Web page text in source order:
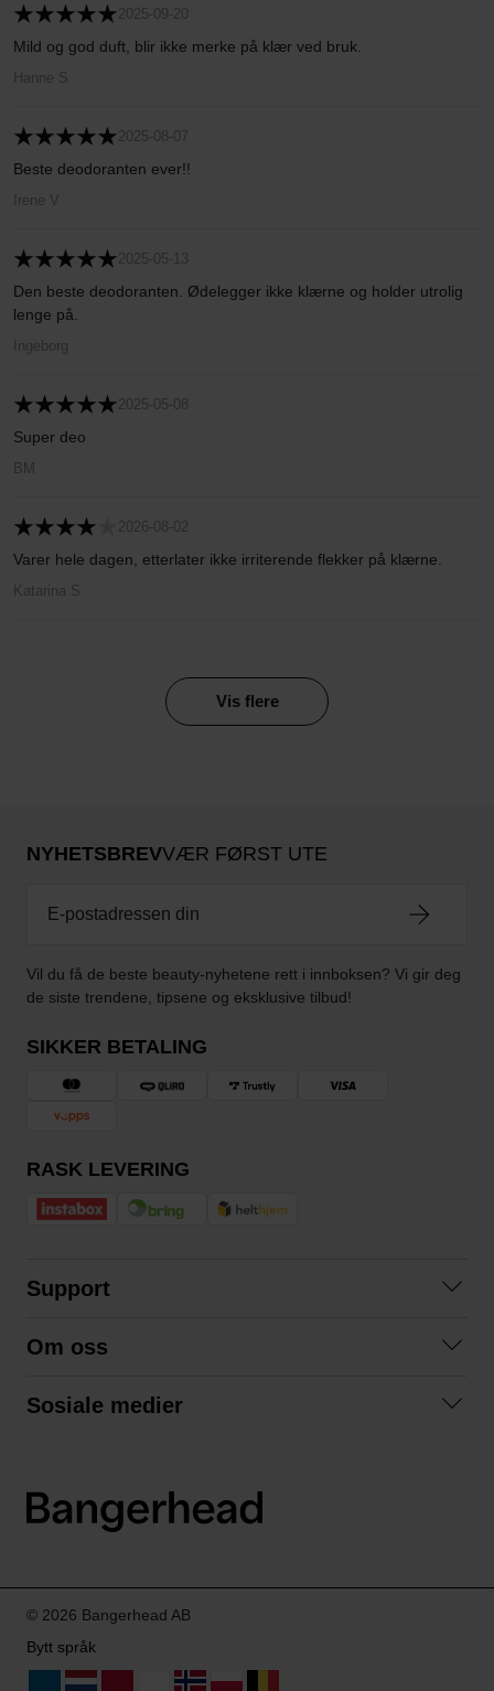
2025-09-20
Mild og god duft, blir ikke merke på klær ved bruk.
Hanne S
2025-08-07
Beste deodoranten ever!!
Irene V
2025-05-13
Den beste deodoranten. Ødelegger ikke klærne og holder utrolig
lenge på.
Ingeborg
2025-05-08
Super deo
BM
2026-08-02
Varer hele dagen, etterlater ikke irriterende flekker på klærne.
Katarina S
Vis flere
NYHETSBREVVÆR FØRST UTE
Vil du få de beste beauty-nyhetene rett i innboksen? Vi gir deg
de siste trendene, tipsene og eksklusive tilbud!
SIKKER BETALING
RASK LEVERING
Support
Kjøpsvilkår
Om oss
Sosiale medier
LinkedIn
© 2026 Bangerhead AB
Bytt språk